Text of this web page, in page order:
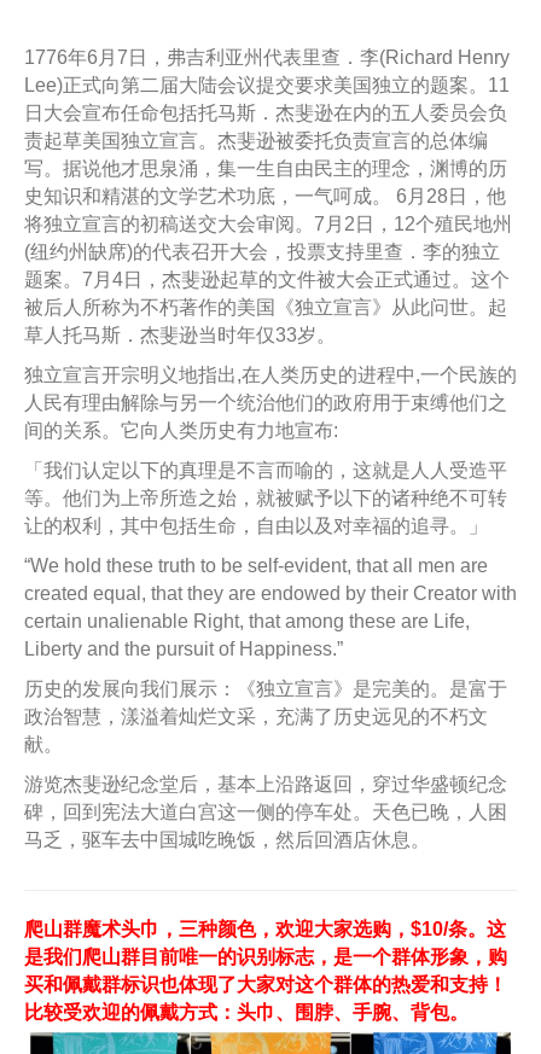
1776年6月7日，弗吉利亚州代表里查．李(Richard Henry
Lee)正式向第二届大陆会议提交要求美国独立的题案。11
日大会宣布任命包括托马斯．杰斐逊在内的五人委员会负
责起草美国独立宣言。杰斐逊被委托负责宣言的总体编
写。据说他才思泉涌，集一生自由民主的理念，渊博的历
史知识和精湛的文学艺术功底，一气呵成。 6月28日，他
将独立宣言的初稿送交大会审阅。7月2日，12个殖民地州
(纽约州缺席)的代表召开大会，投票支持里查．李的独立
题案。7月4日，杰斐逊起草的文件被大会正式通过。这个
被后人所称为不朽著作的美国《独立宣言》从此问世。起
草人托马斯．杰斐逊当时年仅33岁。
独立宣言开宗明义地指出,在人类历史的进程中,一个民族的
人民有理由解除与另一个统治他们的政府用于束缚他们之
间的关系。它向人类历史有力地宣布:
「我们认定以下的真理是不言而喻的，这就是人人受造平
等。他们为上帝所造之始，就被赋予以下的诸种绝不可转
让的权利，其中包括生命，自由以及对幸福的追寻。」
“We hold these truth to be self-evident, that all men are
created equal, that they are endowed by their Creator with
certain unalienable Right, that among these are Life,
Liberty and the pursuit of Happiness.”
历史的发展向我们展示：《独立宣言》是完美的。是富于
政治智慧，漾溢着灿烂文采，充满了历史远见的不朽文
献。
游览杰斐逊纪念堂后，基本上沿路返回，穿过华盛顿纪念
碑，回到宪法大道白宫这一侧的停车处。天色已晚，人困
马乏，驱车去中国城吃晚饭，然后回酒店休息。
爬山群魔术头巾，三种颜色，欢迎大家选购，$10/条。这
是我们爬山群目前唯一的识别标志，是一个群体形象，购
买和佩戴群标识也体现了大家对这个群体的热爱和支持！
比较受欢迎的佩戴方式：头巾、围脖、手腕、背包。